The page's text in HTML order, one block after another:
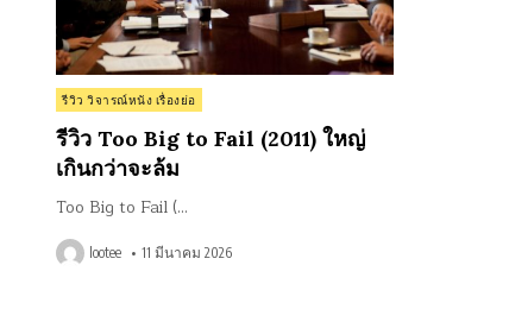
Posted
in
รีวิว วิจารณ์หนัง เรื่องย่อ
รีวิว Too Big to Fail (2011) ใหญ่
เกินกว่าจะล้ม
Too Big to Fail (…
lootee 11 มีนาคม 2026